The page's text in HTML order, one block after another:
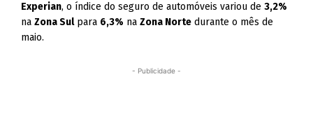
Experian, o índice do seguro de automóveis variou de3,2%
naZona Sulpara 6,3% naZona Norte durante o mês de
maio.
- Publicidade -